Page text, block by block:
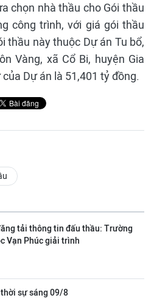
chọn nhà thầu cho Gói thầu
công trình, với giá gói thầu
thầu này thuộc Dự án Tu bổ,
Vàng, xã Cổ Bi, huyện Gia
Dự án là 51,401 tỷ đồng.
tải thông tin đấu thầu: Trường
Vạn Phúc giải trình
sự sáng 09/8